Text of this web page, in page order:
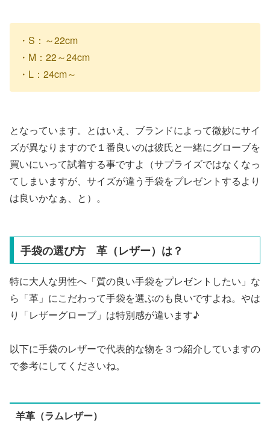
・S：～22cm
・M：22～24cm
・L：24cm～
となっています。とはいえ、ブランドによって微妙にサイ
ズが異なりますので１番良いのは彼氏と一緒にグローブを
買いにいって試着する事ですよ（サプライズではなくなっ
てしまいますが、サイズが違う手袋をプレゼントするより
は良いかなぁ、と）。
手袋の選び方 革（レザー）は？
特に大人な男性へ「質の良い手袋をプレゼントしたい」な
ら「革」にこだわって手袋を選ぶのも良いですよね。やは
り「レザーグローブ」は特別感が違います♪
以下に手袋のレザーで代表的な物を３つ紹介していますの
で参考にしてくださいね。
羊革（ラムレザー）